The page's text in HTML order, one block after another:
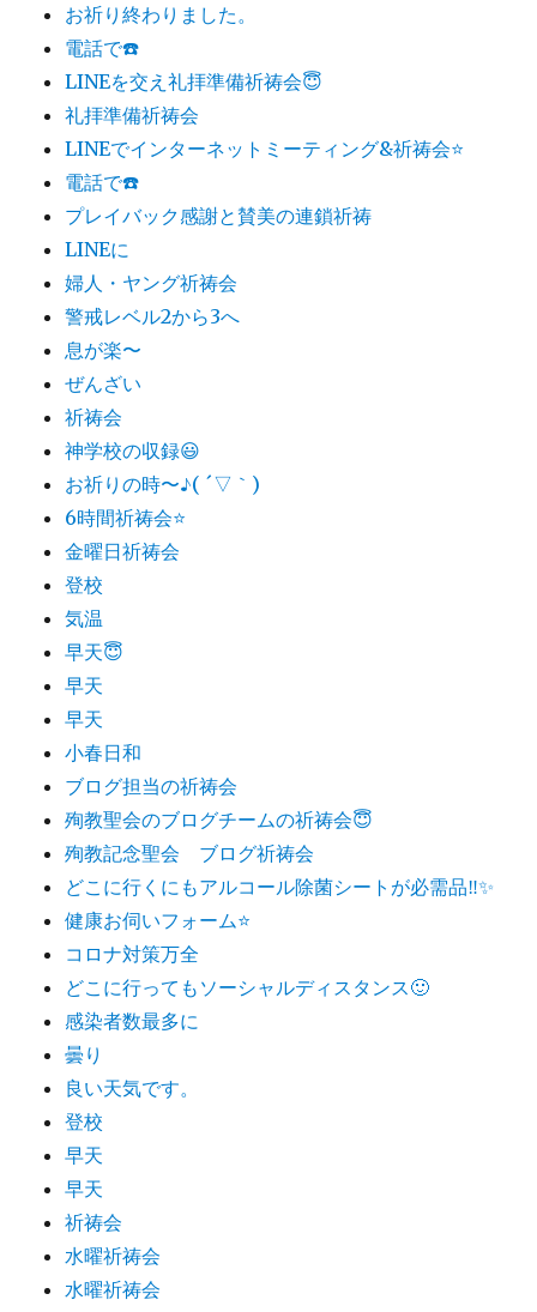
お祈り終わりました。
電話で☎️
LINEを交え礼拝準備祈祷会😇
礼拝準備祈祷会
LINEでインターネットミーティング&祈祷会⭐️
電話で☎️
プレイバック感謝と賛美の連鎖祈祷
LINEに
婦人・ヤング祈祷会
警戒レベル2から3へ
息が楽〜
ぜんざい
祈祷会
神学校の収録😃
お祈りの時〜♪( ´▽｀)
6時間祈祷会⭐️
金曜日祈祷会
登校
気温
早天😇
早天
早天
小春日和
ブログ担当の祈祷会
殉教聖会のブログチームの祈祷会😇
殉教記念聖会 ブログ祈祷会
どこに行くにもアルコール除菌シートが必需品‼️✨
健康お伺いフォーム⭐️
コロナ対策万全
どこに行ってもソーシャルディスタンス🙂
感染者数最多に
曇り
良い天気です。
登校
早天
早天
祈祷会
水曜祈祷会
水曜祈祷会